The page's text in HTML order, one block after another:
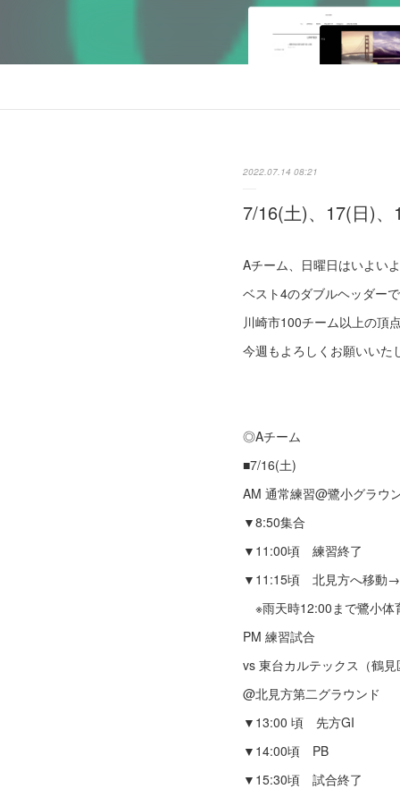
2022.07.14 08:21
7/16(土)、17(日)
Aチーム、日曜日はいよい
ベスト4のダブルヘッダーで
川崎市100チーム以上の頂
今週もよろしくお願いいた
◎Aチーム
■7/16(土)
AM 通常練習@鷺小グラウ
▼8:50集合
▼11:00頃 練習終了
▼11:15頃 北見方へ移動
※雨天時12:00まで鷺小体
PM 練習試合
vs 東台カルテックス（鶴見
@北見方第二グラウンド
▼13:00 頃 先方GI
▼14:00頃 PB
▼15:30頃 試合終了